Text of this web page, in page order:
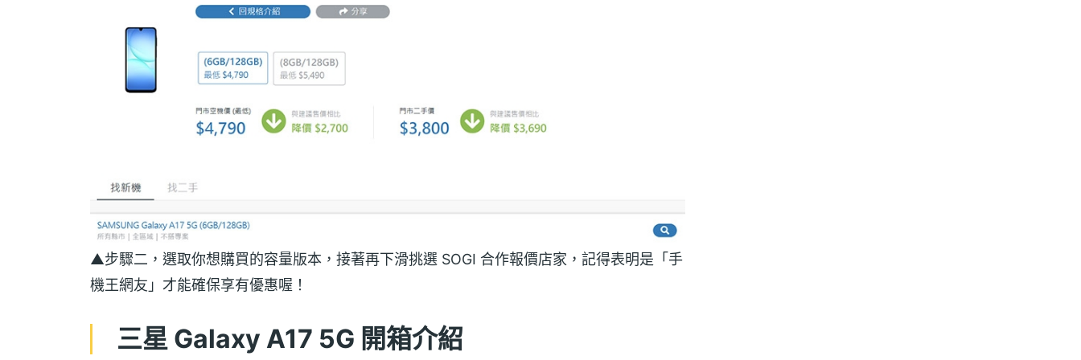
▲步驟二，選取你想購買的容量版本，接著再下滑挑選 SOGI 合作報價店家，記得表明是「手
機王網友」才能確保享有優惠喔！
三星 Galaxy A17 5G 開箱介紹